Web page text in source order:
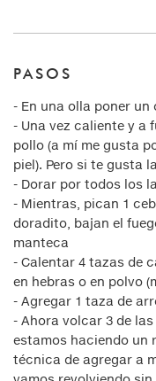
PASOS
- En una olla poner
- Una vez caliente y a
pollo (a mí me gusta
piel). Pero si te gusta
- Dorar por todos los
- Mientras, pican 1
doradito, bajan el
manteca
- Calentar 4 tazas de
en hebras o en polvo
- Agregar 1 taza de
- Ahora volcar 3 de
estamos haciendo un
técnica de agregar a